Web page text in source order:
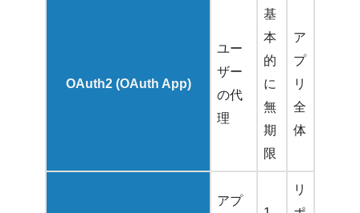
OAuth2 (OAuth App)
ユー
ザー
の代
理
基
本
的
に
無
期
限
ア
プ
リ
全
体
アプ
リ